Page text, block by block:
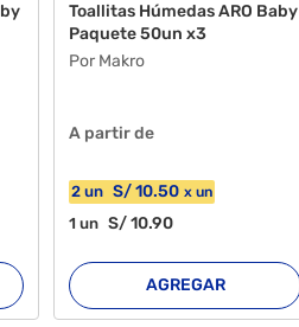
Toallitas Húmedas ARO Baby
Paquete 50un x3
Por Makro
A partir de
2 un S/10.50 xun
1un S/10.90
AGREGAR